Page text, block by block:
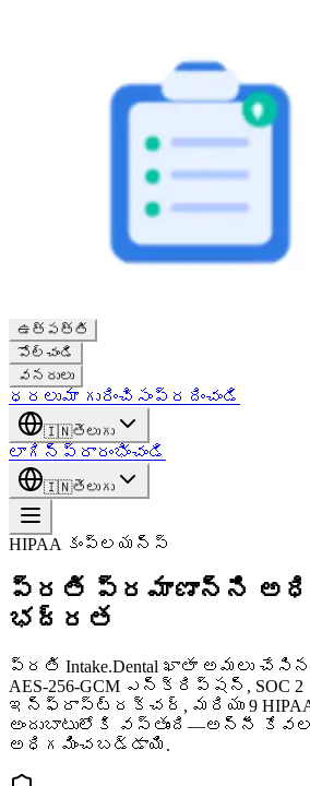
ఉత్పత్తి
పోల్చండి
వనరులు
ధరలుమా గురించి సంప్రదించండి
🇮🇳తెలుగు
లాగిన్ ప్రారంభించండి
🇮🇳తెలుగు
HIPAA కంప్లయన్స్
ప్రతి ప్రమాణాన్ని
భద్రత
ప్రతి Intake.Dental ఖాతా అమలు
AES-256-GCM ఎన్క్రిప్షన్, SOC 2
ఇన్‌ఫ్రాస్ట్రక్చర్, మరియు 9
అందుబాటులోకి వస్తుంది—అన్నీ
అధిగమించబడ్డాయి.